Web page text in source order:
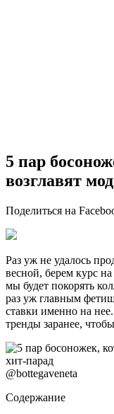
5 пар
возглавят
Поделиться на
Раз уж не удалось
весной, берем курс
мы будет покорять
раз уж главным
ставки именно на
тренды заранее,
@bottegaveneta
Содержание